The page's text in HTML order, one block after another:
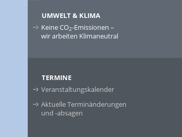
UMWELT & KLIMA
Keine CO2-Emissionen –
wir arbeiten Klimaneutral
TERMINE
Veranstaltungskalender
Aktuelle Terminänderungen
und -absagen